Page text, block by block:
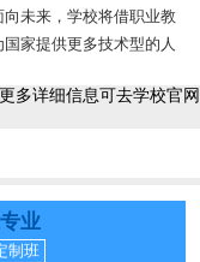
未来，学校将借职业教
家提供更多技术型的人
多详细信息可去学校官网
业
制班